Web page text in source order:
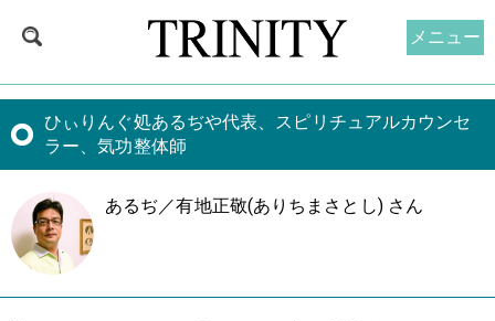
ひぃりんぐ処あるぢや代表、スピリチュアルカウンセ
ラー、気功整体師
あるぢ／有地正敬(ありちまさとし) さん
メニュー